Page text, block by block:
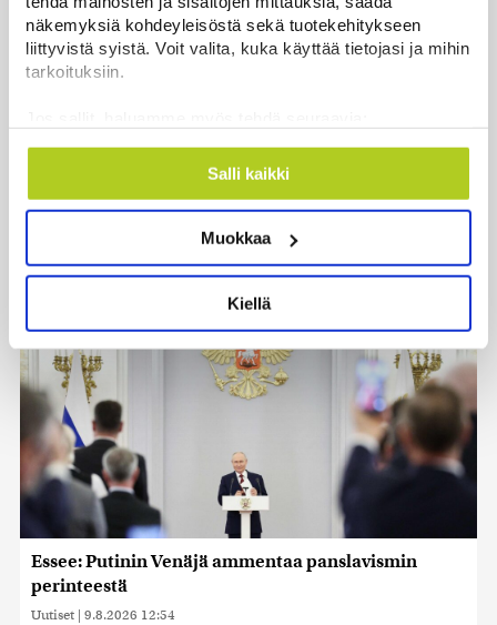
näkemyksiä kohdeyleisöstä sekä tuotekehitykseen
liittyvistä syistä. Voit valita, kuka käyttää tietojasi ja mihin
tarkoituksiin.
Kerätä tietoja maantieteellisestä sijainnistasi,
mahdollisesti muutaman metrin tarkkuudella
ominaispiirteitä aktiivisesti (sormenjäljen
Lue lisää siitä, miten henkilötietojasi käsitellään ja miten
suostumustasi tai peruuttaa sen milloin vain
evästeilmoituksessa.
Käytämme evästeitä tarjoamamme sisällön ja mainosten
räätälöimiseen, sosiaalisen median ominaisuuksien
tukemiseen ja kävijämäärämme analysoimiseen. Lisäksi
jaamme sosiaalisen median, mainosalan ja analytiikka-
alan kumppaneillemme tietoja siitä, miten käytät
sivustoamme. Kumppanimme voivat yhdistää näitä
tietoja muihin tietoihin, joita olet antanut heille tai joita on
saatetaan myös siirtää ulkomaille.
Salli kaikki
Muokkaa
Kiellä
hänestä on Ylen gallupin todellinen
uutinen – ”Kokoomus maksaa siitä
hintaa”
Uutiset
Uusimmat Luetuimmat
Essee: Putinin Venäjä ammentaa panslavismin
perinteestä
Uutiset | 9.8.2026 12:54